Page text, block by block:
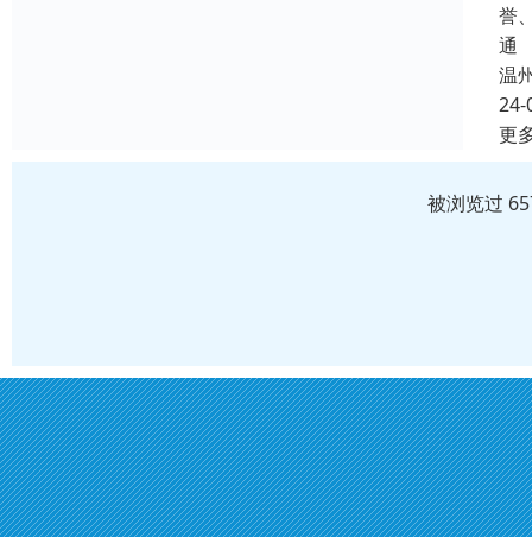
誉
通
温
24-
更
被浏览过